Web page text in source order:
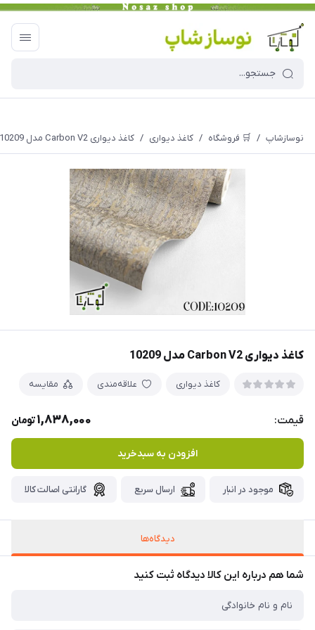
نوسازشاپ / 🛒 فروشگاه / کاغذ دیواری / کاغذ دیواری Carbon V2 مدل 10209
کاغذ دیواری Carbon V2 مدل 10209
کاغذ دیواری علاقه‌مندی مقایسه
قیمت: 1,838,000تومان
افزودن به سبدخرید
موجود در انبار ارسال سریع گارانتی اصالت کالا
دیدگاه‌ها
شما هم درباره این کالا دیدگاه ثبت کنید